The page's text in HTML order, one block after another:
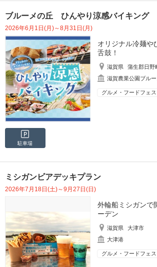
ブルーメの丘 ひんやり涼感バイキング
2026年6月1日(月)～8月31日(月)
オリジナル冷麺や
舌鼓！
滋賀県
蒲生郡日野
滋賀農業公園ブル
グルメ・フードフェス
駐車場
ミシガンビアデッキプラン
2026年7月18日(土)～9月27日(日)
外輪船ミシガンで
ーデン
滋賀県
大津市
大津港
グルメ・フードフェス